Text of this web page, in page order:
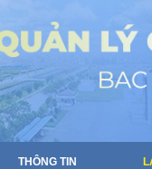
THÔNG TIN